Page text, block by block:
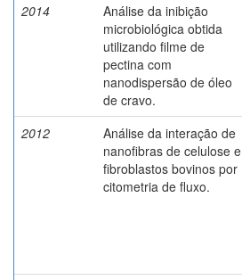
2014
Análise da inibição
microbiológica obtida
utilizando filme de
pectina com
nanodispersão de óleo
de cravo.
2012
Análise da interação de
nanofibras de celulose e
fibroblastos bovinos por
citometria de fluxo.